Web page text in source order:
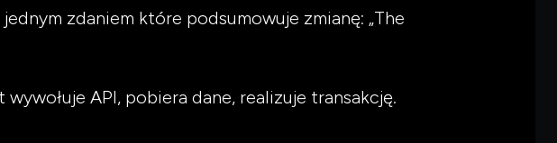
zdaniem które podsumowuje zmianę: „The
API, pobiera dane, realizuje transakcję.